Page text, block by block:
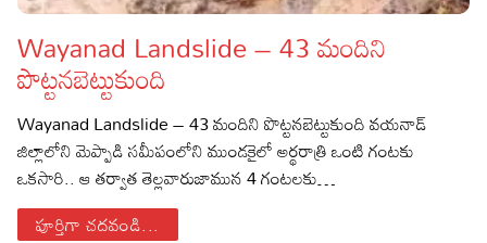
More
Dialogues
Sports
Poetry
Lyrics
Contact
Gallery*
Wayanad Landslide – 43 మందిని
పొట్టనబెట్టుకుంది
Wayanad Landslide – 43 మందిని పొట్టనబెట్టుకుంది వయనాడ్
జిల్లాలోని మెప్పాడి సమీపంలోని ముండ‌కైలో అర్థరాత్రి ఒంటి గంట‌కు
ఒకసారి.. ఆ త‌ర్వాత తెల్లవారుజామున 4 గంట‌ల‌కు…
పూర్తిగా చదవండి...